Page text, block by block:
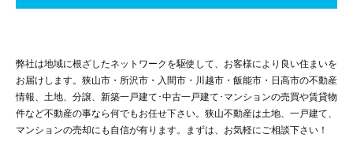
LDKに温かみとアクセントを添えるポイントになっています。
弊社は地域に根ざしたネットワークを駆使して、お客様により良い住まいを
お届けします。狭山市・所沢市・入間市・川越市・飯能市・日高市の不動産
情報、土地、分譲、新築一戸建て･中古一戸建て･マンションの売買や賃貸物
件など不動産の事なら何でもお任せ下さい。狭山不動産は土地、一戸建て、
マンションの売却にも自信が有ります。まずは、お気軽にご相談下さい！